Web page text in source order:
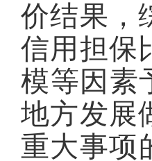
价结果，
信用担保
模等因素
地方发展
重大事项